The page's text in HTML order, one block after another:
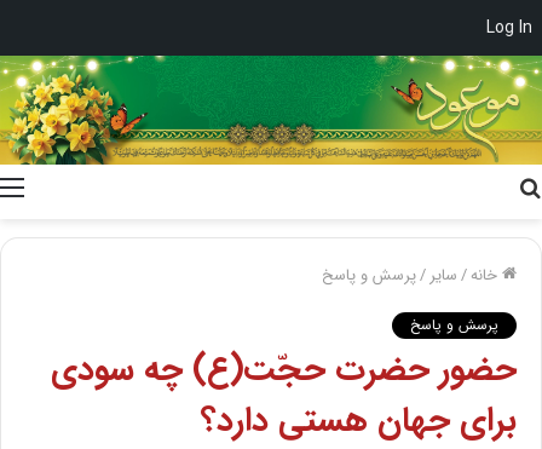
Log In
خانه/سایر /پرسش و پاسخ
پرسش و پاسخ
حضور حضرت حجّت(ع) چه سودی
برای جهان هستی دارد؟